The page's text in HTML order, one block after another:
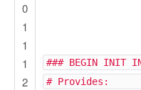
0
1
1
1
2
### BEGIN INIT
# Provides: